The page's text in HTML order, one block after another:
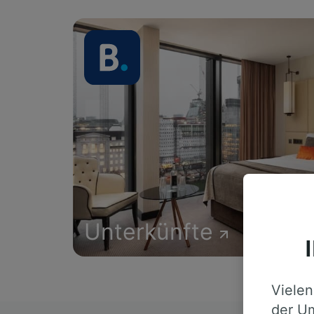
Unterkünfte
der